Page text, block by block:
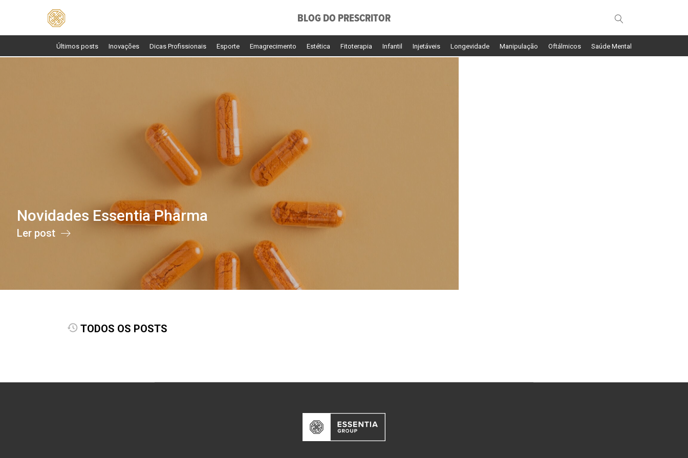
BLOG DO PRESCRITOR
Últimos posts Inovações Dicas Profissionais Esporte Emagrecimento Estética Fitoterapia Infantil Injetáveis Longevidade Manipulação Oftálmicos Saúde Mental
Novidades Essentia Pharma
Ler post
TODOS OS POSTS